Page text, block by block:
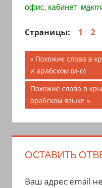
офис, кабинет ма
Страницы: 1 2
по
записям
Предыдущая
запись;
Похожие слова в
и арабском (и-о)
Следующая
запись:
Похожие слова в
арабском языке
ОСТАВИТЬ
Ваш адрес email